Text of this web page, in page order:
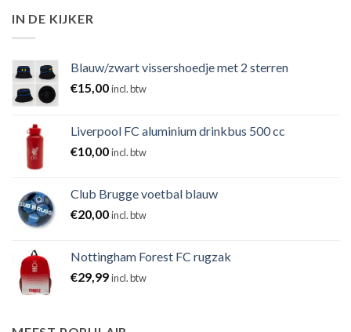
IN DE KIJKER
Blauw/zwart vissershoedje met 2 sterren
€15,00incl. btw
Liverpool FC aluminium drinkbus 500 cc
€10,00incl. btw
Club Brugge voetbal blauw
€20,00incl. btw
Nottingham Forest FC rugzak
€29,99incl. btw